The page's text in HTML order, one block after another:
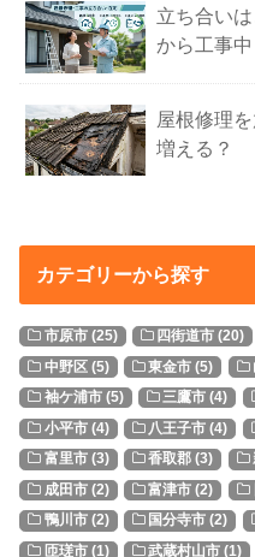
立ち合い
から工事
屋根修理
増える？
カテゴリーから探す
市原市(25) 四街道市 (20)
中野区(5) 東金市 (5)
袖ケ浦市(5) 三鷹市 (4)
小平市(4) 八王子市 (4)
富里市(3) 香取郡 (3)
成田市(2) 富津市 (2)
鴨川市(2) 国分寺市 (2)
匝瑳市(1) 武蔵村山市 (1)